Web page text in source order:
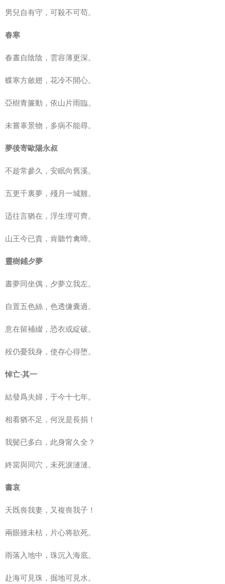
男兒自有守，可殺不可苟。
春寒
春晝自陰陰，雲容薄更深。
蝶寒方斂翅，花冷不開心。
亞樹青簾動，依山片雨臨。
未嘗辜景物，多病不能尋。
夢後寄歐陽永叔
不趁常參久，安眠向舊溪。
五更千裏夢，殘月一城雞。
适往言猶在，浮生理可齊。
山王今已貴，肯聽竹禽啼。
靈樹鋪夕夢
晝夢同坐偶，夕夢立我左。
自置五色絲，色透缣囊過。
意在留補綴，恐衣或綻破。
殁仍憂我身，使存心得堕。
悼亡·其一
結發爲夫婦，于今十七年。
相看猶不足，何況是長捐！
我鬓已多白，此身甯久全？
終當與同穴，未死淚漣漣。
書哀
天既喪我妻，又複喪我子！
兩眼雖未枯，片心将欲死。
雨落入地中，珠沉入海底。
赴海可見珠，掘地可見水。